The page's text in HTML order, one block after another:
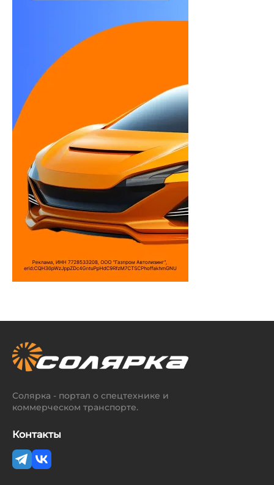
Солярка - портал о спецтехнике и
коммерческом транспорте.
Контакты